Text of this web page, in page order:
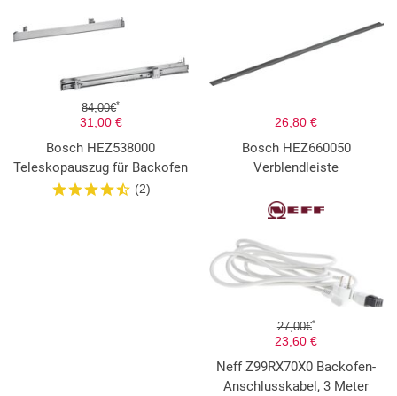
84,00€*
31,00 €
Bosch HEZ538000
Teleskopauszug für Backofen
(2)
26,80 €
Bosch HEZ660050
Verblendleiste
27,00€*
23,60 €
Neff Z99RX70X0 Backofen-
Anschlusskabel, 3 Meter